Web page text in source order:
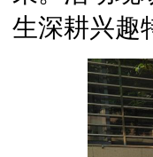
生深耕兴趣